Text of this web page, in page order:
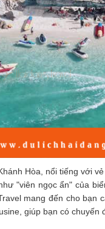
Hòa, nổi tiếng với
"viên ngọc ẩn" của
mang đến cho bạn
giúp bạn có chuyến